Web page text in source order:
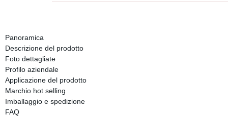
Panoramica
Descrizione del prodotto
Foto dettagliate
Profilo aziendale
Applicazione del prodotto
Marchio hot selling
Imballaggio e spedizione
FAQ